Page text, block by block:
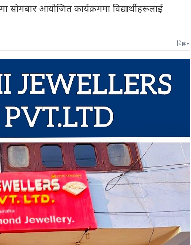
आयोजित कार्यक्रममा विद्यार्थीहरूलाई
विज्ञापन